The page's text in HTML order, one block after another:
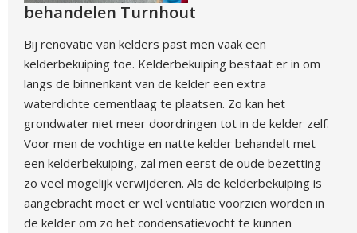
behandelen Turnhout
Bij renovatie van kelders past men vaak een
kelderbekuiping toe. Kelderbekuiping bestaat er in om
langs de binnenkant van de kelder een extra
waterdichte cementlaag te plaatsen. Zo kan het
grondwater niet meer doordringen tot in de kelder zelf.
Voor men de vochtige en natte kelder behandelt met
een kelderbekuiping, zal men eerst de oude bezetting
zo veel mogelijk verwijderen. Als de kelderbekuiping is
aangebracht moet er wel ventilatie voorzien worden in
de kelder om zo het condensatievocht te kunnen